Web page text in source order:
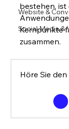
Website &
Social Media
bestehen,
Kernpunkte
zusammen.